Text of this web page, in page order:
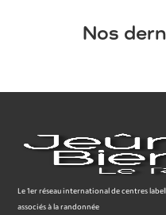
Nos
Le 1er réseau international de centres
associés à la randonnée